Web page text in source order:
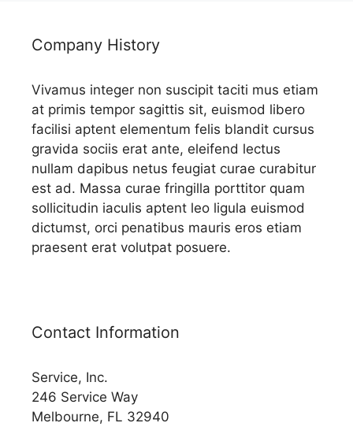
Company History
Vivamus integer non suscipit taciti mus etiam
at primis tempor sagittis sit, euismod libero
facilisi aptent elementum felis blandit cursus
gravida sociis erat ante, eleifend lectus
nullam dapibus netus feugiat curae curabitur
est ad. Massa curae fringilla porttitor quam
sollicitudin iaculis aptent leo ligula euismod
dictumst, orci penatibus mauris eros etiam
praesent erat volutpat posuere.
Contact Information
Service, Inc.
246 Service Way
Melbourne, FL 32940